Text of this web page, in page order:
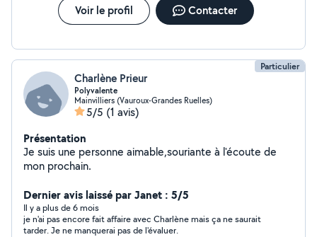
Voir le profil Contacter
Particulier
Charlène Prieur
Polyvalente
Mainvilliers (Vauroux-Grandes Ruelles)
5/5 (1 avis)
Présentation
Je suis une personne aimable,souriante à l'écoute de
mon prochain.
Dernier avis laissé par Janet : 5/5
Il y a plus de 6 mois
je n'ai pas encore fait affaire avec Charlène mais ça ne saurait
tarder. Je ne manquerai pas de l'évaluer.